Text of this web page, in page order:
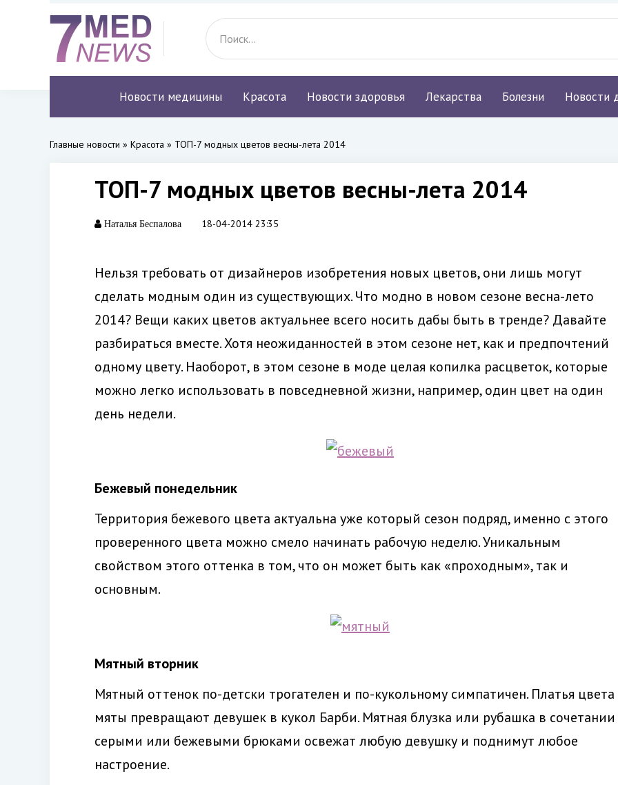
Новости медицины Красота Новости здоровья Лекарства Болезни Новости
Главные новости » Красота » ТОП-7 модных цветов весны-лета 2014
ТОП-7 модных цветов весны-лета 2014
Наталья Беспалова 18-04-2014 23:35
Нельзя требовать от дизайнеров изобретения новых цветов, они лишь могут
сделать модным один из существующих. Что модно в новом сезоне весна-лето
2014? Вещи каких цветов актуальнее всего носить дабы быть в тренде? Давайте
разбираться вместе. Хотя неожиданностей в этом сезоне нет, как и предпочтений
одному цвету. Наоборот, в этом сезоне в моде целая копилка расцветок, которые
можно легко использовать в повседневной жизни, например, один цвет на один
день недели.
Бежевый понедельник
Территория бежевого цвета актуальна уже который сезон подряд, именно с этого
проверенного цвета можно смело начинать рабочую неделю. Уникальным
свойством этого оттенка в том, что он может быть как «проходным», так и
основным.
Мятный вторник
Мятный оттенок по-детски трогателен и по-кукольному симпатичен. Платья цвета
мяты превращают девушек в кукол Барби. Мятная блузка или рубашка в сочетании
серыми или бежевыми брюками освежат любую девушку и поднимут любое
настроение.